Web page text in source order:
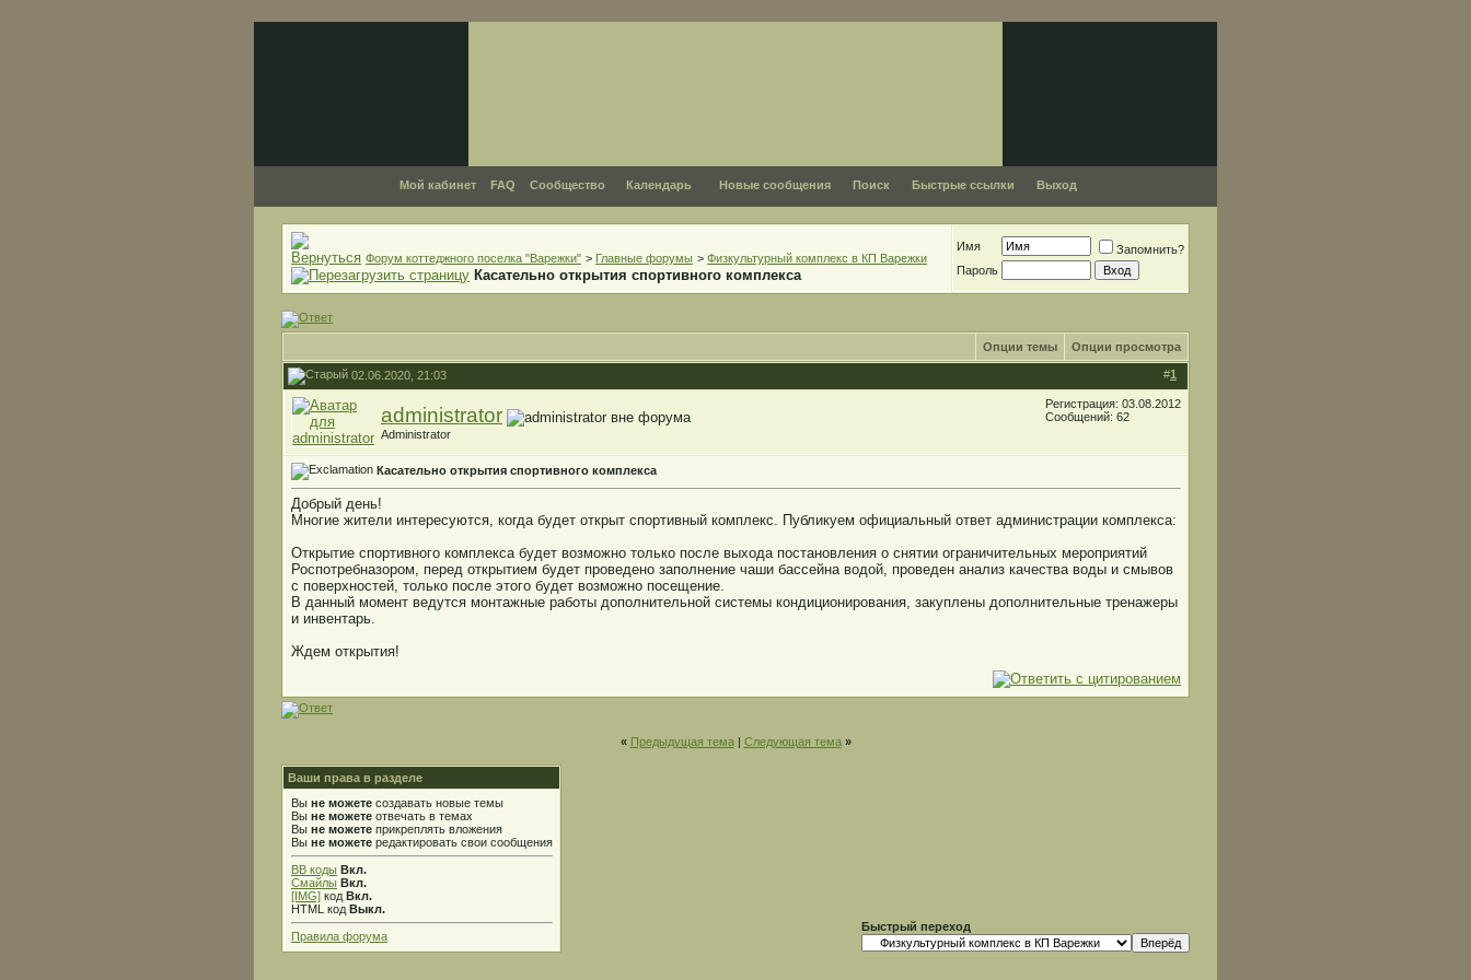
Мой кабинет FAQ Сообщество Календарь Новые сообщения Поиск Быстрые ссылки Выход
Форум коттеджного поселка "Варежки" > Главные форумы > Физкультурный комплекс в КП Варежки
Касательно открытия спортивного комплекса
Имя
Запомнить?
Пароль
Опции темы Опции просмотра
#1
02.06.2020, 21:03
administrator
Administrator
Регистрация: 03.08.2012
Сообщений: 62
Касательно открытия спортивного комплекса
Добрый день!
Многие жители интересуются, когда будет открыт спортивный комплекс. Публикуем официальный ответ администрации комплекса:
Открытие спортивного комплекса будет возможно только после выхода постановления о снятии ограничительных мероприятий
Роспотребназором, перед открытием будет проведено заполнение чаши бассейна водой, проведен анализ качества воды и смывов
с поверхностей, только после этого будет возможно посещение.
В данный момент ведутся монтажные работы дополнительной системы кондиционирования, закуплены дополнительные тренажеры
и инвентарь.
Ждем открытия!
« Предыдущая тема| Следующая тема »
Ваши права в разделе
Вы не можете создавать новые темы
Вы не можете отвечать в темах
Вы не можете прикреплять вложения
Вы не можете редактировать свои сообщения
BB коды Вкл.
Смайлы Вкл.
[IMG] код Вкл.
HTML код Выкл.
Правила форума
Быстрый переход